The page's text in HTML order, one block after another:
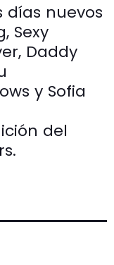
días nuevos
Sexy
Daddy
y Sofia
del